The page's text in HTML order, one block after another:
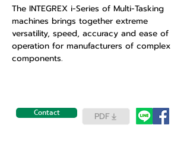
The INTEGREX i-Series of Multi-Tasking
machines brings together extreme
versatility, speed, accuracy and ease of
operation for manufacturers of complex
components.
Contact PDF